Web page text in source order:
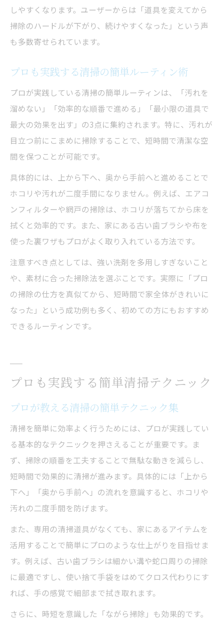
しやすくなります。ユーザーからは「道具を変えてから
掃除のハードルが下がり、続けやすくなった」という声
も多数寄せられています。
プロも実践する清掃の簡単ルーティン術
プロが実践している清掃の簡単ルーティンは、「汚れを
溜めない」「効率的な順番で進める」「最小限の道具で
最大の効果を出す」の3点に集約されます。特に、汚れが
目立つ前にこまめに掃除することで、短時間で清潔な空
間を保つことが可能です。
具体的には、上から下へ、奥から手前へと進めることで
ホコリや汚れが二度手間になりません。例えば、エアコ
ンフィルターや網戸の掃除は、ホコリが落ちてから床を
拭くと効率的です。また、家にある古い歯ブラシや布を
使った裏ワザもプロがよく取り入れている方法です。
注意すべき点としては、強い洗剤を多用しすぎないこと
や、素材に合った掃除法を選ぶことです。実際に「プロ
の掃除の仕方を真似てから、短時間で家全体がきれいに
なった」という成功例も多く、初めての方にもおすすめ
できるルーティンです。
プロも実践する簡単清掃テクニック
プロが教える清掃の簡単テクニック集
清掃を簡単に効率よく行うためには、プロが実践してい
る基本的なテクニックを押さえることが重要です。ま
ず、掃除の順番を工夫することで無駄な動きを減らし、
短時間で効果的に清掃が進みます。具体的には「上から
下へ」「奥から手前へ」の流れを意識すると、ホコリや
汚れの二度手間を防げます。
また、専用の清掃道具がなくても、家にあるアイテムを
活用することで簡単にプロのような仕上がりを目指せま
す。例えば、古い歯ブラシは細かい溝や蛇口周りの掃除
に最適ですし、使い捨て手袋をはめてクロス代わりにす
れば、手の感覚で細部まで拭き取れます。
さらに、時短を意識した「ながら掃除」も効果的です。